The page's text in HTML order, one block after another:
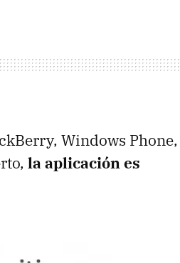
Windows Phone,
la aplicación es